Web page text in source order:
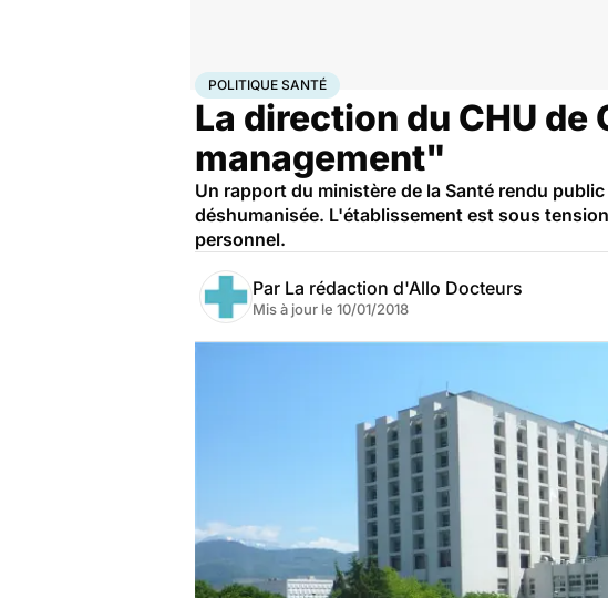
AccueilSanté SociétéSanté publique
POLITIQUE SANTÉ
La direction du CHU
management"
Un rapport du ministère de la Santé rendu
déshumanisée. L'établissement est sous
personnel.
Par La rédaction d'Allo Docteurs
Mis à jour le 10/01/2018